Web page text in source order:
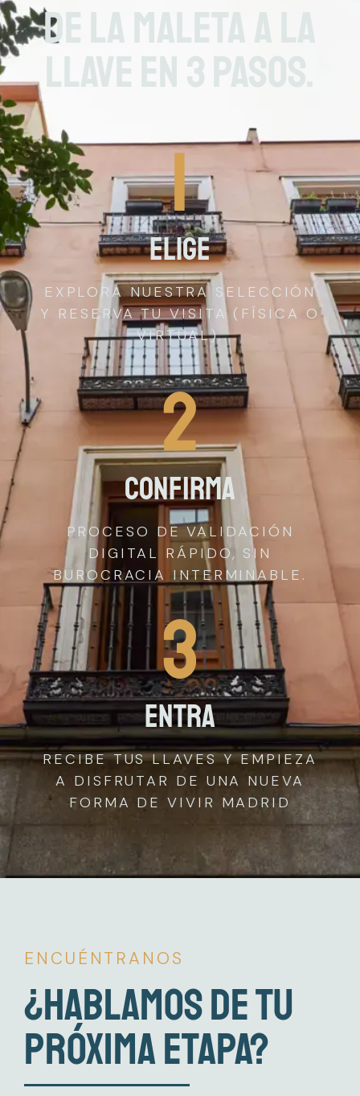
De la maleta a la
llave en 3 pasos.
1
Elige
EXPLORA NUESTRA SELECCIÓN
Y RESERVA TU VISITA (FÍSICA O
VIRTUAL).
2
Confirma
PROCESO DE VALIDACIÓN
DIGITAL RÁPIDO, SIN
BUROCRACIA INTERMINABLE.
3
Entra
RECIBE TUS LLAVES Y EMPIEZA
A DISFRUTAR DE UNA NUEVA
FORMA DE VIVIR MADRID
ENCUÉNTRANOS
¿Hablamos de tu
próxima etapa?